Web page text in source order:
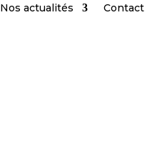
Nos actualités Contact